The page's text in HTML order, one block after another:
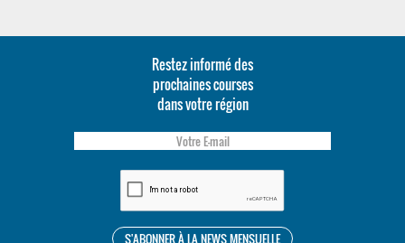
Restez informé des
prochaines courses
dans votre région